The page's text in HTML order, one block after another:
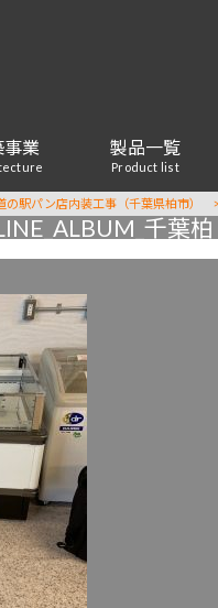
業 製品一覧
Product list
の駅パン店内装工事（千葉県柏市） >
千葉